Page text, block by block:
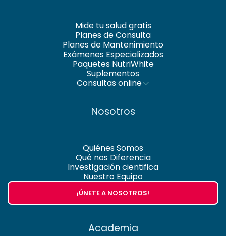
Mide tu salud gratis
Planes de Consulta
Planes de Mantenimiento
Exámenes Especializados
Paquetes NutriWhite
Suplementos
Consultas online
Nosotros
Quiénes Somos
Qué nos Diferencia
Investigación cientifica
Nuestro Equipo
¡ÚNETE A NOSOTROS!
Academia